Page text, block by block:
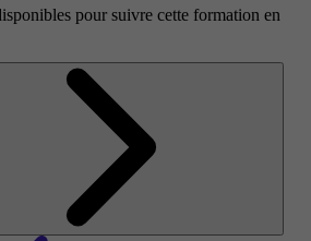
pour suivre cette formation en